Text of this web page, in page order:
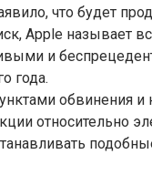
что будет
Apple называет
и
года.
обвинения
относительно